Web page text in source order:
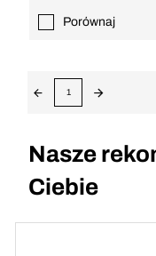
Porównaj
1
Nasze
Ciebie